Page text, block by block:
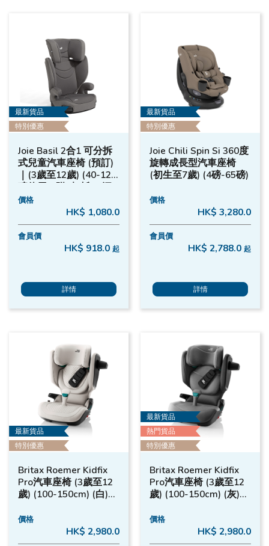
最新貨品
特別優惠
Joie Basil 2合1 可分拆
式兒童汽車座椅 (預訂)
｜(3歲至12歲) (40-120
磅使用) (附2杯托) - 深
灰色
價格
HK$ 1,080.0
會員價
HK$ 918.0 起
詳情
最新貨品
特別優惠
Joie Chili Spin Si 360度
旋轉成長型汽車座椅
(初生至7歲) (4磅-65磅)
價格
HK$ 3,280.0
會員價
HK$ 2,788.0 起
詳情
最新貨品
特別優惠
Britax Roemer Kidfix
Pro汽車座椅 (3歲至12
歲) (100-150cm) (白)｜
價格
HK$ 2,980.0
最新貨品
熱門貨品
特別優惠
Britax Roemer Kidfix
Pro汽車座椅 (3歲至12
歲) (100-150cm) (灰)｜
價格
HK$ 2,980.0